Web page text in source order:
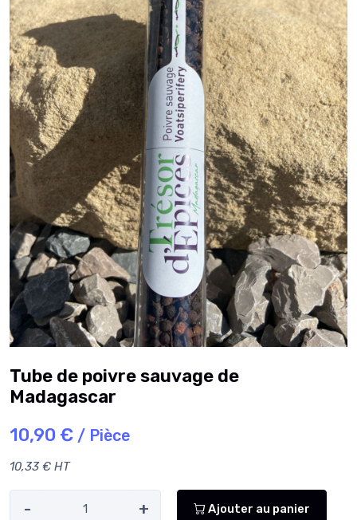
Tube de poivre sauvage de
Madagascar
10,90 € / Pièce
10,33 € HT
- + Ajouter au panier